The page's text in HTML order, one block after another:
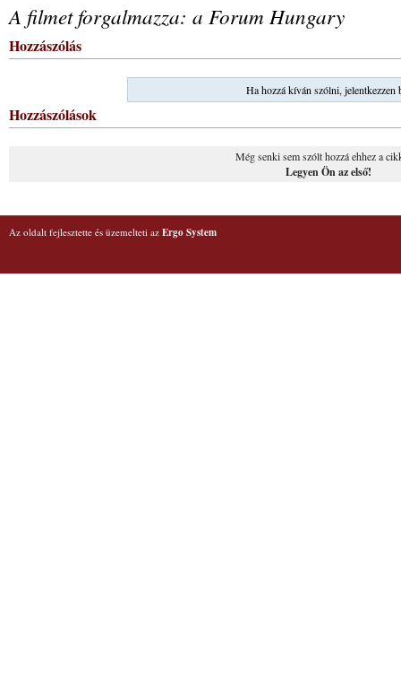
A filmet forgalmazza: a Forum Hungary
Hozzászólás
Ha hozzá kíván szólni, jelentkezzen
Hozzászólások
Még senki sem szólt hozzá ehhez a
Legyen Ön az első!
Az oldalt fejlesztette és üzemelteti az Ergo System